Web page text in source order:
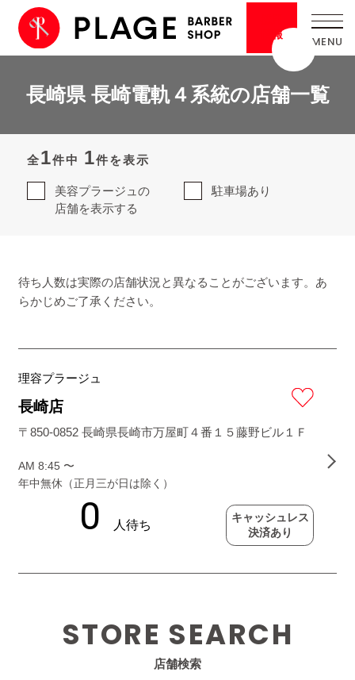
情報
長崎県 長崎電軌４系統の店舗一覧
全1件中 1件を表示
美容プラージュの
店舗を表示する
駐車場あり
待ち人数は実際の店舗状況と異なることがございます。あ
らかじめご了承ください。
理容プラージュ
長崎店
〒850-0852 長崎県長崎市万屋町４番１５藤野ビル１Ｆ
AM 8:45 〜
年中無休（正月三が日は除く）
キャッシュレス
決済あり
STORE SEARCH
店舗検索